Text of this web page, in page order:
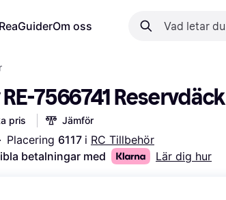
ReaGuiderOm oss
7566741 Reservdäck
pris Jämför
· Placering 6117 i RC Tillbehör
betalningar med
Lär dig hur